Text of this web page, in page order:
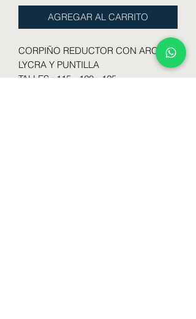
AGREGAR AL CARRITO
CORPIÑO REDUCTOR CON ARCO
LYCRA Y PUNTILLA
TALLES : 115 - 120 - 125